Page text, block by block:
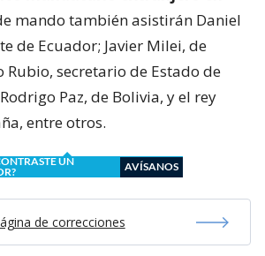
mando también asistirán Daniel
de Ecuador; Javier Milei, de
Rubio, secretario de Estado de
Paz, de Bolivia, y el rey
entre otros.
UN
AVÍSANOS
de correcciones